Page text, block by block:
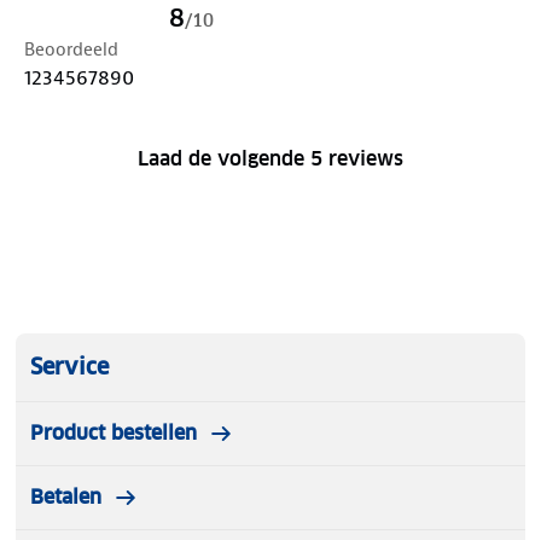
8/10
Beoordeeld
1234567890
Laad de volgende 5 reviews
Service
Product bestellen
Betalen